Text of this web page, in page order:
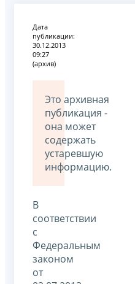
Дата
публикации:
30.12.2013
09:27
(архив)
Это архивная
публикация -
она может
содержать
устаревшую
информацию.
В
соответствии
с
Федеральным
законом
от